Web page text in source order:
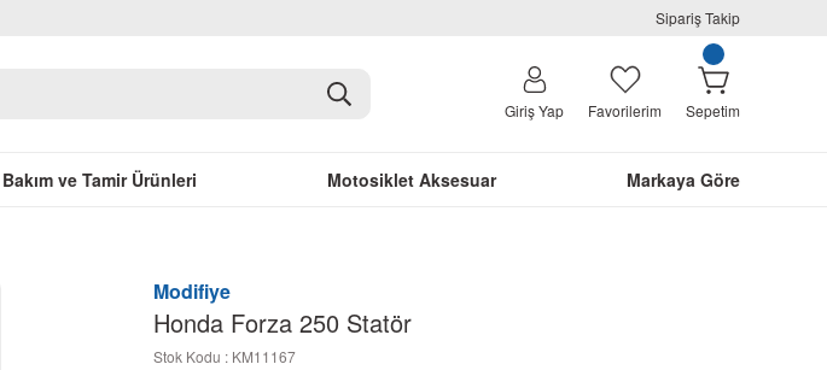
Sipariş Takip
Giriş Yap Favorilerim Sepetim
Bakım ve Tamir Ürünleri Motosiklet Aksesuar Markaya Göre
Modifiye
Honda Forza 250 Statör
Stok Kodu : KM11167